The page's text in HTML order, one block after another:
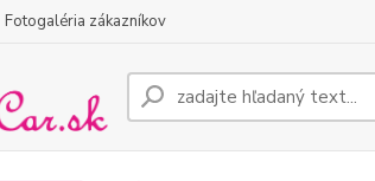
Fotogaléria zákazníkov